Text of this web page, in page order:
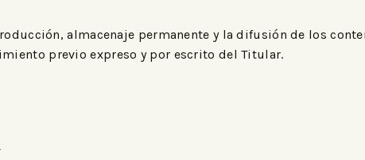
almacenaje permanente y la difusión de los
previo expreso y por escrito del Titular.